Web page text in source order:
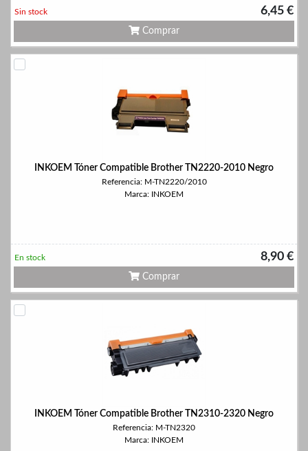
6,45 €
Sin stock
Comprar
INKOEM Tóner Compatible Brother TN2220-2010 Negro
Referencia: M-TN2220/2010
Marca: INKOEM
8,90 €
En stock
Comprar
INKOEM Tóner Compatible Brother TN2310-2320 Negro
Referencia: M-TN2320
Marca: INKOEM